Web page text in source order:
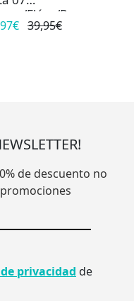
Flúor/Rosa
39,95€
de descuento no
privacidad de